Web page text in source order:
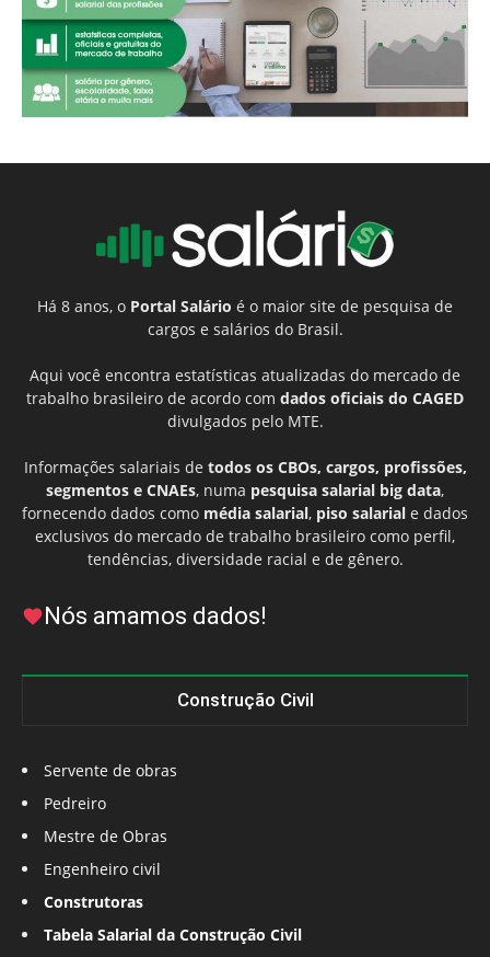
Há 8 anos, o Portal Salário é o maior site de pesquisa de
cargos e salários do Brasil.
Aqui você encontra estatísticas atualizadas do mercado de
trabalho brasileiro de acordo com dados oficiais do CAGED
divulgados pelo MTE.
Informações salariais de todos os CBOs, cargos, profissões,
segmentos e CNAEs, numa pesquisa salarial big data,
fornecendo dados como média salarial, piso salarial e dados
exclusivos do mercado de trabalho brasileiro como perfil,
tendências, diversidade racial e de gênero.
Nós amamos dados!
Construção Civil
Servente de obras
Pedreiro
Mestre de Obras
Engenheiro civil
Construtoras
Tabela Salarial da Construção Civil